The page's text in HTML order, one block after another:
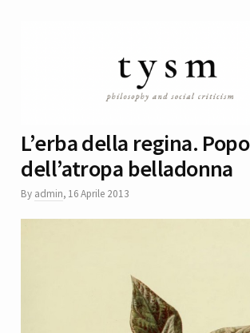
L’erba della regina.
dell’atropa belladonna
By admin, 16 Aprile 2013